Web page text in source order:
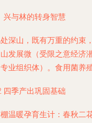
兴与林的转身智慧
深山，既有万重的约束
发展微（受限之意经济
业组织体）。食用菌养
四季产出巩固基础
温暖孕育生计：春秋二